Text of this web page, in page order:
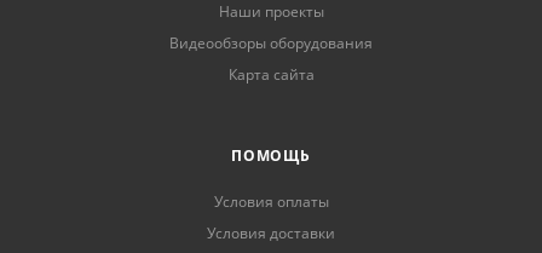
Наши проекты
Видеообзоры оборудования
Карта сайта
ПОМОЩЬ
Условия оплаты
Условия доставки